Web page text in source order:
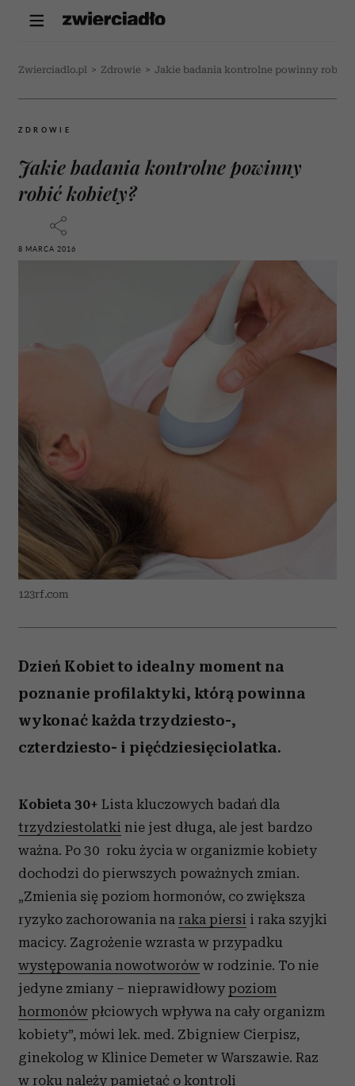
Zwierciadlo.pl > Zdrowie > Jakie badania kontrolne powinny robić
ZDROWIE
Jakie badania kontrolne powinny
robić kobiety?
8 MARCA 2016
123rf.com
Dzień Kobiet to idealny moment na
poznanie profilaktyki, którą powinna
wykonać każda trzydziesto-,
czterdziesto- i pięćdziesięciolatka.
Kobieta 30+ Lista kluczowych badań dla
trzydziestolatki nie jest długa, ale jest bardzo
ważna. Po 30 roku życia w organizmie kobiety
dochodzi do pierwszych poważnych zmian.
„Zmienia się poziom hormonów, co zwiększa
ryzyko zachorowania na raka piersi i raka szyjki
macicy. Zagrożenie wzrasta w przypadku
występowania nowotworów w rodzinie. To nie
jedyne zmiany – nieprawidłowy poziom
hormonów płciowych wpływa na cały organizm
kobiety”, mówi lek. med. Zbigniew Cierpisz,
ginekolog w Klinice Demeter w Warszawie. Raz
w roku należy pamiętać o kontroli